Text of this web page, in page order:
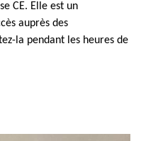
CE. Elle est un
auprès des
la pendant les heures de